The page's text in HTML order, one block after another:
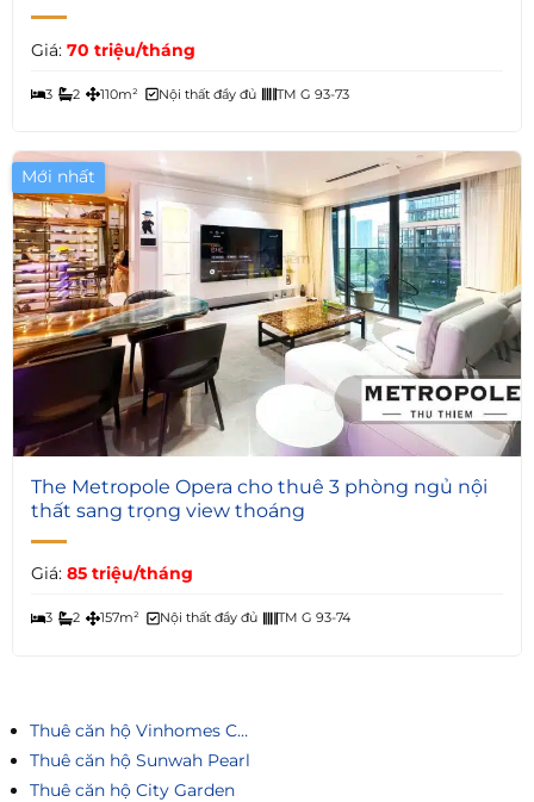
Giá: 70 triệu/tháng
3 2 110m² Nội thất đầy đủ TM G 93-73
Mới nhất
7
The Metropole Opera cho thuê 3 phòng ngủ nội
thất sang trọng view thoáng
Giá: 85 triệu/tháng
3 2 157m² Nội thất đầy đủ TM G 93-74
Thuê căn hộ Vinhomes Central Park
Thuê căn hộ Sunwah Pearl
Thuê căn hộ City Garden